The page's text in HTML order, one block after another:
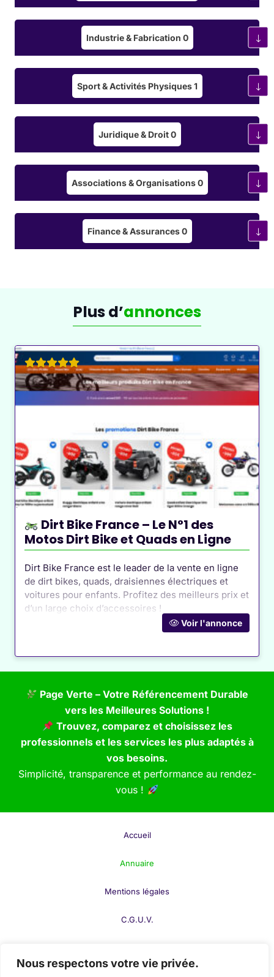
Nous respectons votre vie privée.
Industrie & Fabrication 0
Sport & Activités Physiques1
Juridique & Droit0
Associations & Organisations0
Finance & Assurances0
Plus d’annonces
Dirt Bike France – Le N°1 des
Motos Dirt Bike et Quads en Ligne
Dirt Bike France est le leader de la vente en ligne
de dirt bikes, quads, draisiennes électriques et
voitures pour enfants. Profitez des meilleurs prix et
d’un large choix d’accessoires !
Voir l'annonce
Page Verte – Votre Référencement Durable
vers les Meilleures Solutions !
Trouvez, comparez et choisissez les
professionnels et les services les plus adaptés à
vos besoins.
Simplicité, transparence et performance au rendez-
vous !
Accueil
Annuaire
Mentions légales
C.G.U.V.